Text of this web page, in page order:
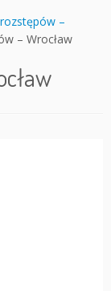
–
– Wrocław